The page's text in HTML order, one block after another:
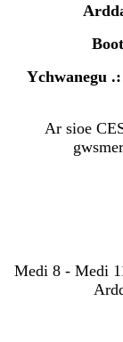
Ychwanegu
Ar sioe
Medi 8 - Medi